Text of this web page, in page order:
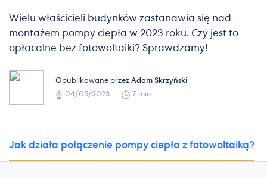
Wielu właścicieli budynków zastanawia się nad
montażem pompy ciepła w 2023 roku. Czy jest to
opłacalne bez fotowoltaiki? Sprawdzamy!
Opublikowane przez Adam Skrzyński
04/05/2023
7 min
Jak działa połączenie pompy ciepła z fotowoltaiką?